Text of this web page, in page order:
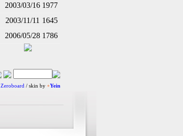
2003/03/16 1977
2003/11/11 1645
2006/05/28 1786
Zeroboard / skin by +Yein